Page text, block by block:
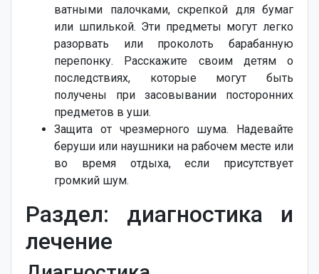
ватными палочками, скрепкой для бумаг
или шпилькой. Эти предметы могут легко
разорвать или проколоть барабанную
перепонку. Расскажите своим детям о
последствиях, которые могут быть
получены при засовывании посторонних
предметов в уши.
Защита от чрезмерного шума. Надевайте
беруши или наушники на рабочем месте или
во время отдыха, если присутствует
громкий шум.
Раздел: диагностика и
лечение